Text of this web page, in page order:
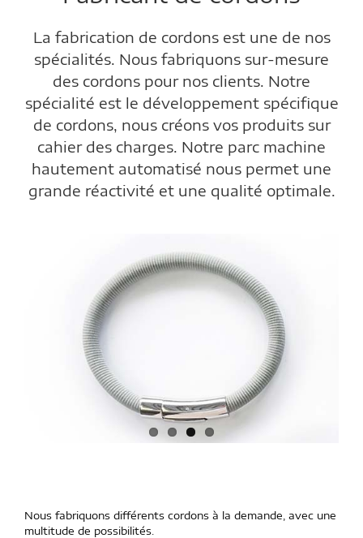
La fabrication de cordons est une de nos
spécialités. Nous fabriquons sur-mesure
des cordons pour nos clients. Notre
spécialité est le développement spécifique
de cordons, nous créons vos produits sur
cahier des charges. Notre parc machine
hautement automatisé nous permet une
grande réactivité et une qualité optimale.
Nous fabriquons différents cordons à la demande, avec une
multitude de possibilités.